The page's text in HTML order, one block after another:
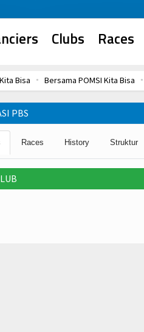
Clubs Races
Bisa Bersama POMSI Kita Bisa
PBS
Races History Struktur